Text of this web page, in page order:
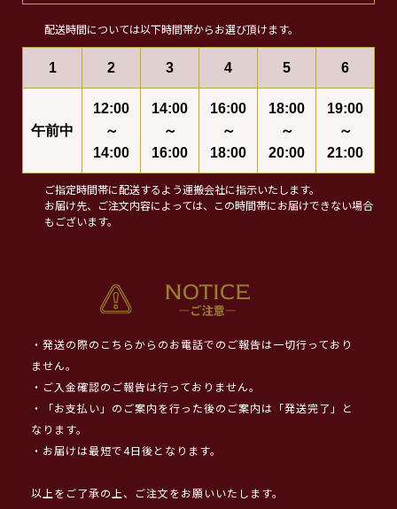
配送時間については以下時間帯からお選び頂けます。
1 2 3 4 5 6
午前中
12:00
～
14:00
14:00
～
16:00
16:00
～
18:00
18:00
～
20:00
19:00
～
21:00
ご指定時間帯に配送するよう運搬会社に指示いたします。
お届け先、ご注文内容によっては、この時間帯にお届けできない場合
もございます。
・発送の際のこちらからのお電話でのご報告は一切行っており
ません。
・ご入金確認のご報告は行っておりません。
・「お支払い」のご案内を行った後のご案内は「発送完了」と
なります。
・お届けは最短で4日後となります。
以上をご了承の上、ご注文をお願いいたします。